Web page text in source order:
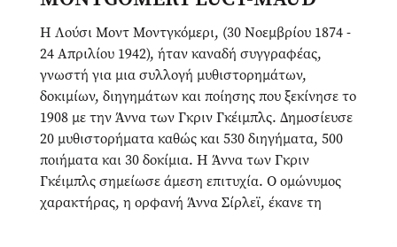
Η Λούσι Μοντ Μοντγκόμερι, (30 Νοεμβρίου 1874 -
24 Απριλίου 1942), ήταν καναδή συγγραφέας,
γνωστή για μια συλλογή μυθιστορημάτων,
δοκιμίων, διηγημάτων και ποίησης που ξεκίνησε το
1908 με την Άννα των Γκριν Γκέιμπλς. Δημοσίευσε
20 μυθιστορήματα καθώς και 530 διηγήματα, 500
ποιήματα και 30 δοκίμια. Η Άννα των Γκριν
Γκέιμπλς σημείωσε άμεση επιτυχία. Ο ομώνυμος
χαρακτήρας, η ορφανή Άννα Σίρλεϊ, έκανε τη